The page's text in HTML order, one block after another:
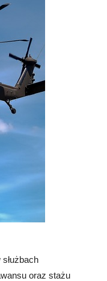
oraz stażu